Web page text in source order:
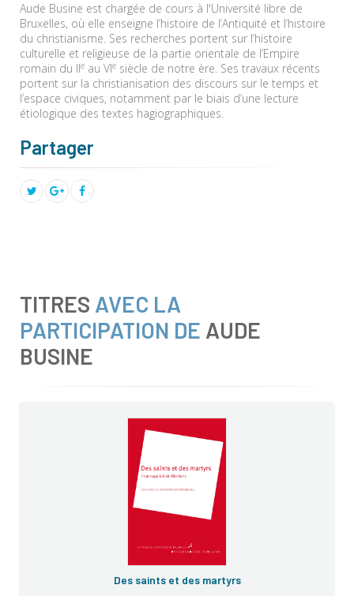
Aude Busine est chargée de cours à l'Université libre de
Bruxelles, où elle enseigne l’histoire de l’Antiquité et l’histoire
du christianisme. Ses recherches portent sur l’histoire
culturelle et religieuse de la partie orientale de l’Empire
romain du IIe au VIe siècle de notre ère. Ses travaux récents
portent sur la christianisation des discours sur le temps et
l’espace civiques, notamment par le biais d’une lecture
étiologique des textes hagiographiques.
Partager
TITRES AVEC LA
PARTICIPATION DE AUDE
BUSINE
Des saints et des martyrs
Problèmes d'histoire des religions